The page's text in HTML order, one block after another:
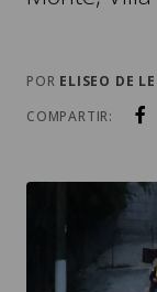
POR ELISEO DE
COMPARTIR: